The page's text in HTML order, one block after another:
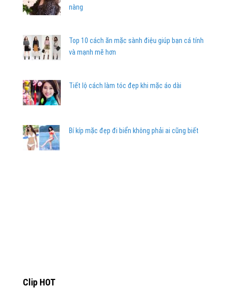
nàng
Top 10 cách ăn mặc sành điệu giúp bạn cá tính
và mạnh mẽ hơn
Tiết lộ cách làm tóc đẹp khi mặc áo dài
Bí kíp mặc đẹp đi biển không phải ai cũng biết
Clip HOT